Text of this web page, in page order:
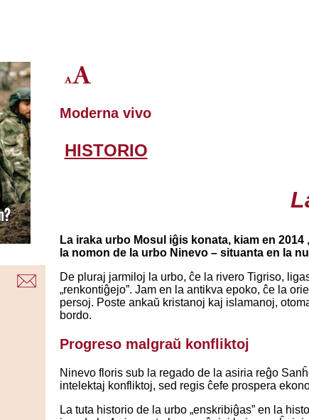
Moderna vivo
HISTORIO
La iraka urbo Mosul iĝis konata, kiam en
la nomon de la urbo Ninevo – situanta en la
De pluraj jarmiloj la urbo, ĉe la rivero Tigriso,
„renkontiĝejo”. Jam en la antikva epoko, ĉe la
persoj. Poste ankaŭ kristanoj kaj islamanoj,
bordo.
Progreso malgraŭ konfliktoj
Ninevo floris sub la regado de la asiria reĝo
intelektaj konfliktoj, sed regis ĉefe prospera
La tuta historio de la urbo „enskribiĝas” en la